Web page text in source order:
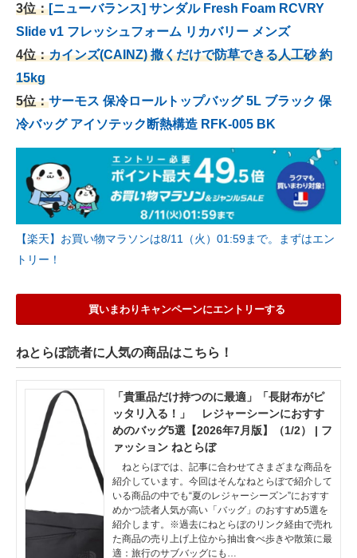
3位：[ニューバランス] サンダル Fresh Foam RCVRY
Slide v1 フレッシュフォーム リカバリー メンズ
4位：カインズ(CAINZ) 撒くだけで防草できる人工砂 約
15kg
5位：サーモス 保冷ロールトップバッグ 5L ブラック 保
冷バッグ アイソテック断熱構造 RFK-005 BK
【楽天】お買い物マラソンは8/11（火）01:59まで。まずはエン
トリー！
買いまわりキャンペーンにエントリーする
ねとらぼ読者に人気の商品はこちら！
「貴重品だけ持つのに最適」「長財布がピ
ッタリ入る！」 レジャーシーンにおすす
めのバッグ5選【2026年7月版】（1/2） | フ
ァッション ねとらぼ
ねとらぼでは、記事に合わせてさまざまな商品を
紹介しています。今回はそんなねとらぼで紹介して
いる商品の中でも“夏のレジャーシーズン”におすす
めかつ読者人気が高い「バッグ」のおすすめ5選を
紹介します。※過去にねとらぼのリンク経由で売れ
た商品の売り上げ上位から抽出食べ歩きや散策に最
適：旅行のサブバッグにも…